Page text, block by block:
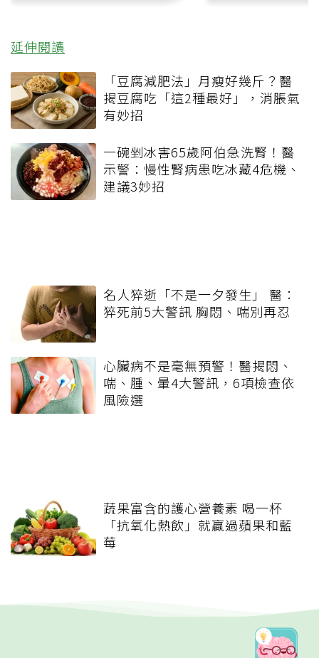
延伸閱讀
「豆腐減肥法」月瘦好幾斤？醫
揭豆腐吃「這2種最好」，消脹氣
有妙招
一碗剉冰害65歲阿伯急洗腎！醫
示警：慢性腎病患吃冰藏4危機、
建議3妙招
名人猝逝「不是一夕發生」 醫：
猝死前5大警訊 胸悶、喘別再忍
心臟病不是毫無預警！醫揭悶、
喘、腫、暈4大警訊，6項檢查依
風險選
蔬果富含的護心營養素 喝一杯
「抗氧化熱飲」就贏過蘋果和藍
莓